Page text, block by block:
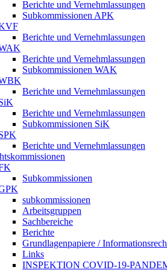
Berichte und Vernehmlassungen
Subkommissionen APK
Berichte und Vernehmlassungen
Berichte und Vernehmlassungen
Subkommissionen WAK
Berichte und Vernehmlassungen
Berichte und Vernehmlassungen
Subkommissionen SiK
Berichte und Vernehmlassungen
Subkommissionen
subkommissionen
Arbeitsgruppen
Sachbereiche
Berichte
Grundlagenpapiere /
Links
INSPEKTION COVID-19-